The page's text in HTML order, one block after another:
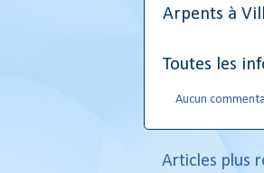
Arpents à
Toutes les
Aucun
Articles plus